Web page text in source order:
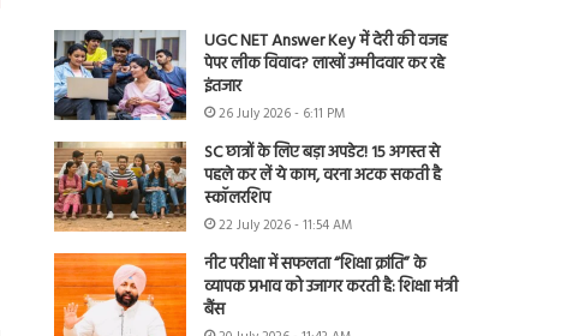
UGC NET Answer Key में देरी की वजह
पेपर लीक विवाद? लाखों उम्मीदवार कर रहे
इंतजार
26 July 2026 - 6:11 PM
SC छात्रों के लिए बड़ा अपडेट! 15 अगस्त से
पहले कर लें ये काम, वरना अटक सकती है
स्कॉलरशिप
22 July 2026 - 11:54 AM
नीट परीक्षा में सफलता “शिक्षा क्रांति” के
व्यापक प्रभाव को उजागर करती है: शिक्षा मंत्री
बैंस